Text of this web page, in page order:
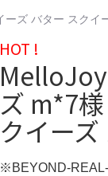
ズ バター スクイ
HOT !
ズ m*7
クイー
※BEYOND-